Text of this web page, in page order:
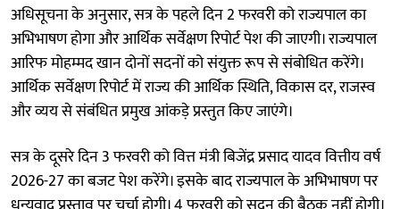
अधिसूचना के अनुसार, सत्र के पहले दिन 2 फरवरी को राज्यपाल का
अभिभाषण होगा और आर्थिक सर्वेक्षण रिपोर्ट पेश की जाएगी। राज्यपाल
आरिफ मोहम्मद खान दोनों सदनों को संयुक्त रूप से संबोधित करेंगे।
आर्थिक सर्वेक्षण रिपोर्ट में राज्य की आर्थिक स्थिति, विकास दर, राजस्व
और व्यय से संबंधित प्रमुख आंकड़े प्रस्तुत किए जाएंगे।
सत्र के दूसरे दिन 3 फरवरी को वित्त मंत्री बिजेंद्र प्रसाद यादव वित्तीय वर्ष
2026-27 का बजट पेश करेंगे। इसके बाद राज्यपाल के अभिभाषण पर